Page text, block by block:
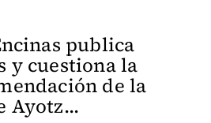
publica
y cuestiona la
de la
Ayotz...